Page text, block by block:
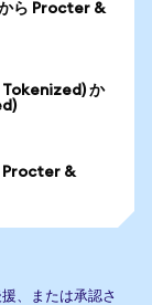
ら Procter &
か
Procter &
、または承認さ